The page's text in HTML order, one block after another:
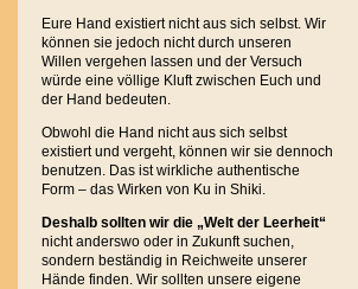
Eure Hand existiert nicht aus sich selbst. Wir
können sie jedoch nicht durch unseren
Willen vergehen lassen und der Versuch
würde eine völlige Kluft zwischen Euch und
der Hand bedeuten.
Obwohl die Hand nicht aus sich selbst
existiert und vergeht, können wir sie dennoch
benutzen. Das ist wirkliche authentische
Form – das Wirken von Ku in Shiki.
Deshalb sollten wir die „Welt der Leerheit“
nicht anderswo oder in Zukunft suchen,
sondern beständig in Reichweite unserer
Hände finden. Wir sollten unsere eigene